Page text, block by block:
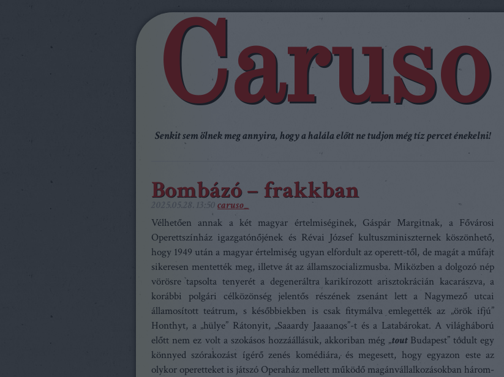
Caruso
Senkit sem ölnek meg annyira, hogy a halála előtt ne tudjon még tíz percet énekelni!
Bombázó – frakkban
caruso_
Vélhetően annak a két magyar értelmiséginek, Gáspár Margitnak, a Fővárosi
Operettszínház igazgatónőjének és Révai József kultuszminiszternek köszönhető,
hogy 1949 után a magyar értelmiség ugyan elfordult az operett-től, de magát a műfajt
sikeresen mentették meg, illetve át az államszocializmusba. Miközben a dolgozó nép
vörösre tapsolta tenyerét a degeneráltra karikírozott arisztokrácián kacarászva, a
korábbi polgári célközönség jelentős részének zsenánt lett a Nagymező utcai
államosított teátrum, s későbbiekben is csak fitymálva emlegették az „örök ifjú”
Honthyt, a „hülye” Rátonyit, „Saaardy Jaaaanos”-t és a Latabárokat. A világháború
előtt nem ez volt a szokásos hozzáállásuk, akkoriban még „tout Budapest” tódult egy
könnyed szórakozást ígérő zenés komédiára, és megesett, hogy egyazon este az
olykor operetteket is játszó Operaház mellett működő magánvállalkozásokban három-